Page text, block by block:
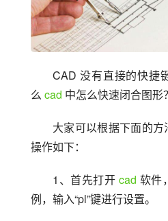
CAD 没有直接的快捷
么 cad 中怎么快速闭合图形？
大家可以根据下面的
操作如下：
1、首先打开 cad 软件
例，输入“pl”键进行设置。